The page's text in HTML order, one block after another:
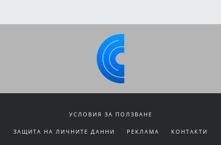
УСЛОВИЯ ЗА ПОЛЗВАНЕ
ЗАЩИТА НА ЛИЧНИТЕ ДАННИ РЕКЛАМА КОНТАКТИ